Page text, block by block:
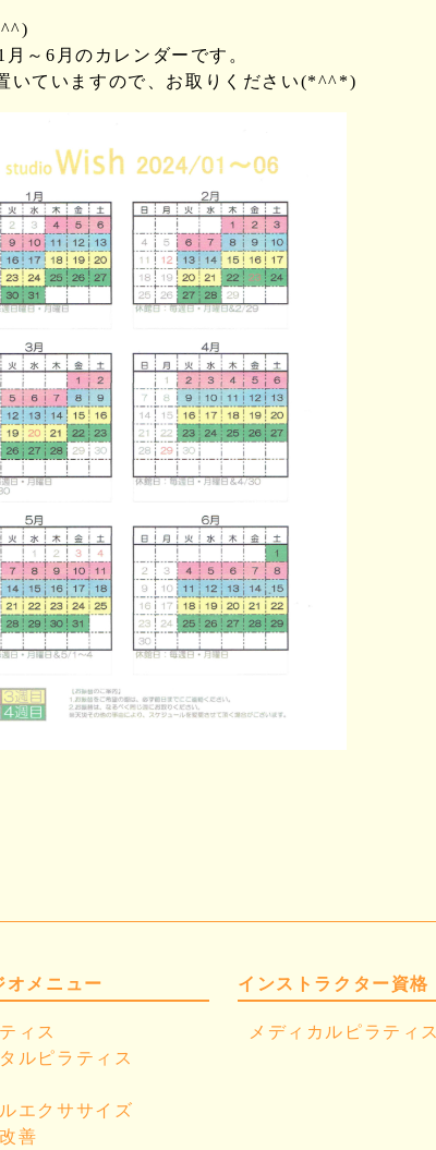
～6月のカレンダーです。
いていますので、お取りください(*^^*)
オメニュー
ィス
ルピラティス
エクササイズ
善
インストラクター資格
メディカルピラティス